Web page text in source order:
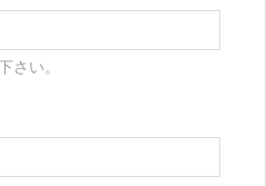
さい。